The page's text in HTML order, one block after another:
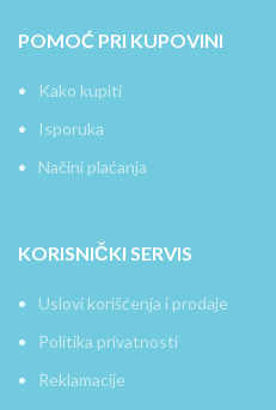
POMOĆ PRI KUPOVINI
Kako kupiti
Isporuka
Načini plaćanja
KORISNIČKI SERVIS
Uslovi korišćenja i prodaje
Politika privatnosti
Reklamacije